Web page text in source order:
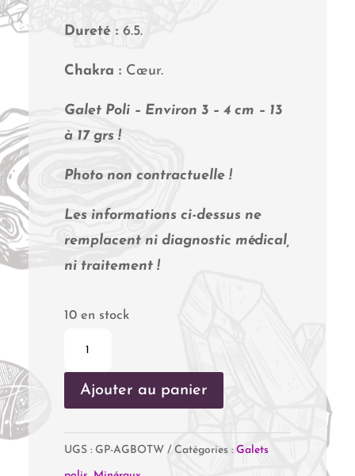
Dureté :6.5.
Chakra :Cœur.
Galet Poli – Environ 3 – 4 cm – 13
à 17 grs !
Photo non contractuelle !
Les informations ci-dessus ne
remplacent ni diagnostic médical,
ni traitement !
10 en stock
Agate
Ajouter au panier
UGS : GP-AGBOTW Catégories : Galets